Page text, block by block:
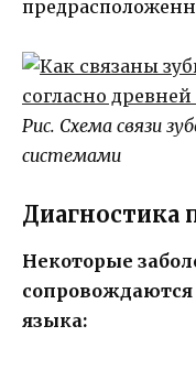
Рис. Схема связи
системами
Диагностика
Некоторые
языка: